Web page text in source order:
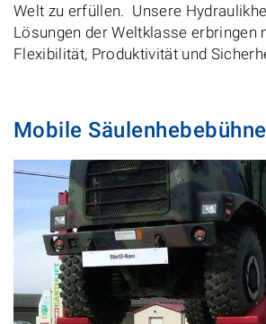
Welt zu erfüllen. Unsere
Lösungen der Weltklasse erbringen
Flexibilität, Produktivität und
Mobile